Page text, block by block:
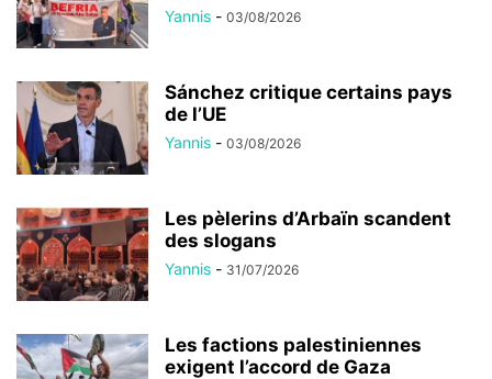
Yannis - 03/08/2026
Sánchez critique certains pays
de l’UE
Yannis - 03/08/2026
Les pèlerins d’Arbaïn scandent
des slogans
Yannis - 31/07/2026
Les factions palestiniennes
exigent l’accord de Gaza